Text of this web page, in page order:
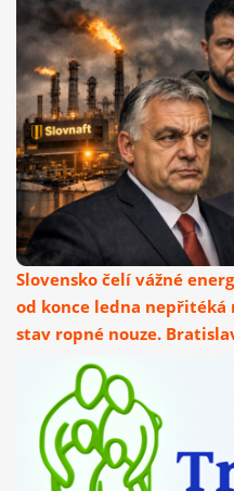
Slovensko čelí vážné
od konce ledna
stav ropné nouze.